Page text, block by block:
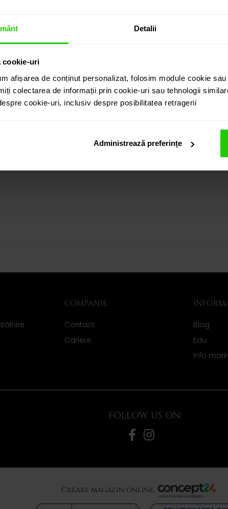
Detalii
cookie-uri
afișarea de conținut personalizat, folosim module cookie
colectarea de informații prin cookie-uri sau tehnologii
cookie-uri, inclusiv despre posibilitatea retragerii
Administrează preferințe
18k cu safir roz de 1.99 ct. cu taietura para inconjurat de
produs puteti regasi atat in colectia prezentata pe site
COMPANIE
Contact
Cariere
Blog
Edu
Info
FOLLOW US ON:
Creare magazin online,